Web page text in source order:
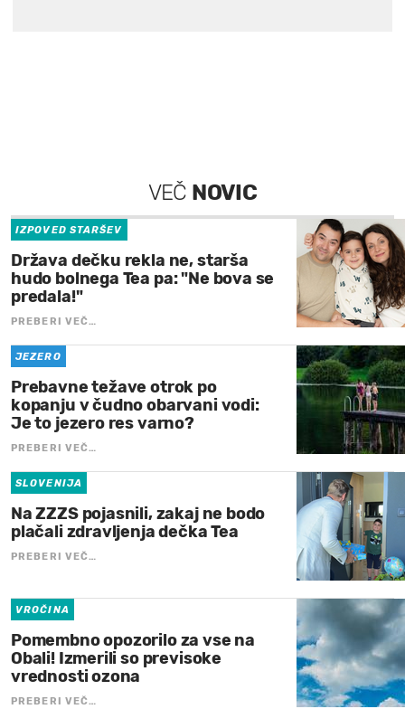
VEČ NOVIC
IZPOVED STARŠEV
Država dečku rekla ne, starša
hudo bolnega Tea pa: "Ne bova se
predala!"
PREBERI VEČ…
JEZERO
Prebavne težave otrok po
kopanju v čudno obarvani vodi:
Je to jezero res varno?
PREBERI VEČ…
SLOVENIJA
Na ZZZS pojasnili, zakaj ne bodo
plačali zdravljenja dečka Tea
PREBERI VEČ…
VROČINA
Pomembno opozorilo za vse na
Obali! Izmerili so previsoke
vrednosti ozona
PREBERI VEČ…